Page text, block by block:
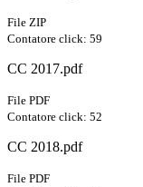
File ZIP
Contatore click: 59
CC 2017.pdf
File PDF
Contatore click: 52
CC 2018.pdf
File PDF